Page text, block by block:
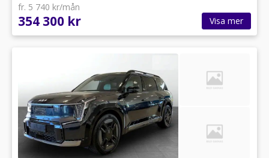
fr. 5 740 kr/mån
354 300 kr Visa mer